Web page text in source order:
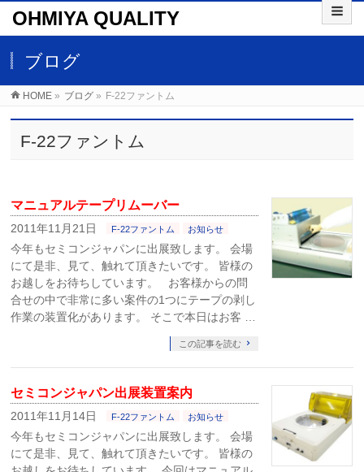
OHMIYA QUALITY
ブログ
HOME » ブログ » F-22ファントム
F-22ファントム
マニュアルテープリムーバー
2011年11月21日 F-22ファントム お知らせ
今年もセミコンジャパンに出展致します。 会場
にて是非、見て、触れて頂きたいです。 皆様の
お越しをお待ちしています。 お客様からの問
合せの中で非常に多い案件の1つにテープの剥し
作業の装置化があります。 そこで本日はお客 …
この記事を読む
セミコンジャパン出展装置案内
2011年11月14日 F-22ファントム お知らせ
今年もセミコンジャパンに出展致します。 会場
にて是非、見て、触れて頂きたいです。 皆様の